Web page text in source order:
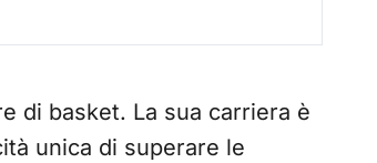
di basket. La sua carriera è
unica di superare le